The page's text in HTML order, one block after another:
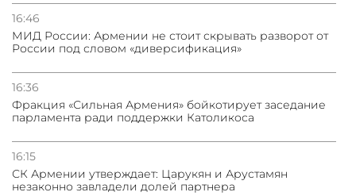
16:46
МИД России: Армении не стоит скрывать разворот от
России под словом «диверсификация»
16:36
Фракция «Сильная Армения» бойкотирует заседание
парламента ради поддержки Католикоса
16:15
СК Армении утверждает: Царукян и Арустамян
незаконно завладели долей партнера